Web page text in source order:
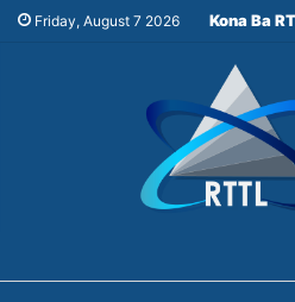
Friday, August 7 2026 Kona Ba